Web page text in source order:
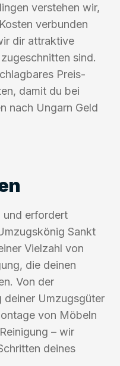
verstehen wir,
verbunden
dir attraktive
sind.
Preis-
damit du bei
nach Ungarn Geld
und erfordert
Sankt
Vielzahl von
die deinen
Von der
deiner Umzugsgüter
von Möbeln
– wir
deines